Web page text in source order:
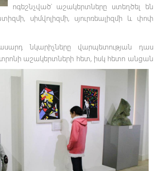
ոգեշնչված՝ աշակերտները ստեղծել են
սիմվոլիզմի, սյուրռեալիզմի և փոփ
նկարիչները վարպետության դաս
աշակերտների հետ, իսկ հետո անցան